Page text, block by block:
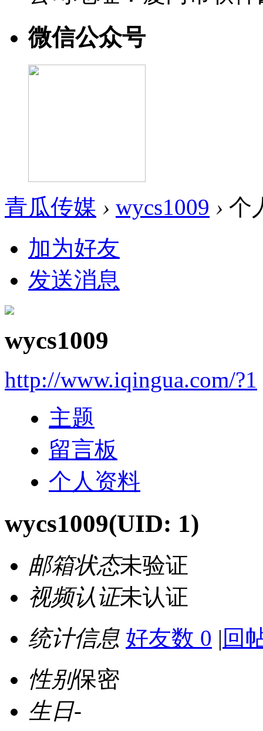
微信公众号
青瓜传媒 › wycs1009 › 个
加为好友
发送消息
wycs1009
http://www.iqingua.com/?1
主题
留言板
个人资料
wycs1009(UID: 1)
邮箱状态未验证
视频认证未认证
统计信息 好友数 0 | 回
性别保密
生日-